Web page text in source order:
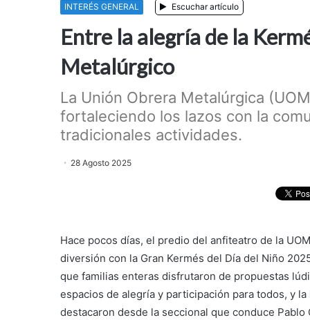
INTERÉS GENERAL Escuchar artículo
Entre la alegría de la
Metalúrgico
La Unión Obrera Metalúrgica
fortaleciendo los lazos con la
tradicionales actividades.
28 Agosto 2025
Hace pocos días, el predio del anfiteatro de la
diversión con la Gran Kermés del Día del Niño
que familias enteras disfrutaron de propuestas
espacios de alegría y participación para todos, y
destacaron desde la seccional que conduce Pablo